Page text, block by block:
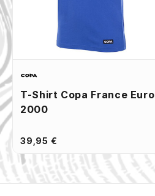
T-Shirt Copa France Euro
2000
39,95 €